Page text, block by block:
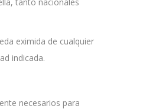
eximida de cualquier
indicada.
necesarios para